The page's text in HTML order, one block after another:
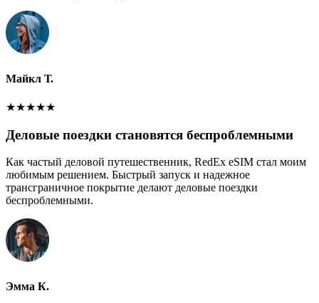
Майкл Т.
★★★★★
Деловые поездки становятся беспроблемными
Как частый деловой путешественник, RedEx eSIM стал моим
любимым решением. Быстрый запуск и надежное
трансграничное покрытие делают деловые поездки
беспроблемными.
Эмма К.